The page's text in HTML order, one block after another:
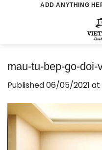
ADD ANYTHING
mau-tu-bep-go-doi-
Published06/05/2021 at